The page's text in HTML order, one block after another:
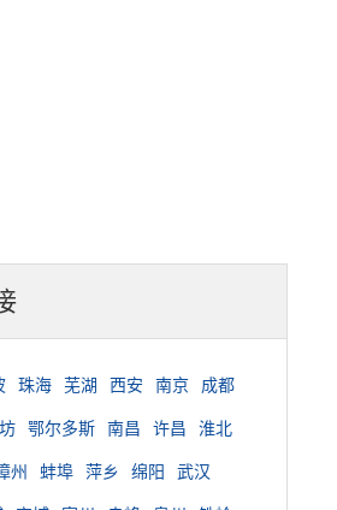
珠海 芜湖 西安 南京 成都
鄂尔多斯 南昌 许昌 淮北
州 蚌埠 萍乡 绵阳 武汉